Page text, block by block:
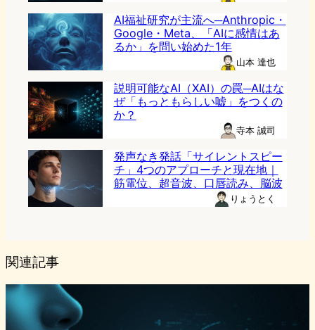
AI福祉研究が主流へ─Anthropic・
Google・Meta、「AIに感情はあ
るか」を問い始めた1年
山本 達也
説明可能なAI（XAI）の罠─AIはな
ぜ「もっともらしい嘘」をつくの
か？
寺本 誠司
発声なき発話「サイレントスピー
チ」4つのアプローチと現在地｜
筋電位、超音波、口唇読み、脳波
りょうとく
関連記事